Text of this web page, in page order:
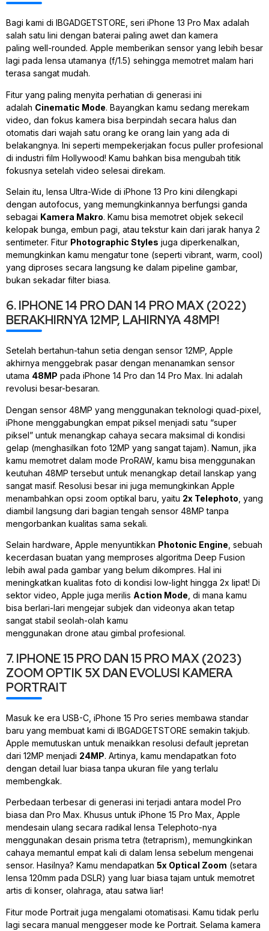
Bagi kami di IBGADGETSTORE, seri iPhone 13 Pro Max adalah
salah satu lini dengan baterai paling awet dan kamera
paling well-rounded. Apple memberikan sensor yang lebih besar
lagi pada lensa utamanya (f/1.5) sehingga memotret malam hari
terasa sangat mudah.
Fitur yang paling menyita perhatian di generasi ini
adalah Cinematic Mode. Bayangkan kamu sedang merekam
video, dan fokus kamera bisa berpindah secara halus dan
otomatis dari wajah satu orang ke orang lain yang ada di
belakangnya. Ini seperti mempekerjakan focus puller profesional
di industri film Hollywood! Kamu bahkan bisa mengubah titik
fokusnya setelah video selesai direkam.
Selain itu, lensa Ultra-Wide di iPhone 13 Pro kini dilengkapi
dengan autofocus , yang memungkinkannya berfungsi ganda
sebagai Kamera Makro. Kamu bisa memotret objek sekecil
kelopak bunga, embun pagi, atau tekstur kain dari jarak hanya 2
sentimeter. Fitur Photographic Styles juga diperkenalkan,
memungkinkan kamu mengaturtone (seperti vibrant, warm, cool)
yang diproses secara langsung ke dalam pipeline gambar,
bukan sekadar filter biasa.
6. IPHONE 14 PRO DAN 14 PRO MAX (2022)
BERAKHIRNYA 12MP, LAHIRNYA 48MP!
Setelah bertahun-tahun setia dengan sensor 12MP, Apple
akhirnya menggebrak pasar dengan menanamkan sensor
utama 48MP pada iPhone 14 Pro dan 14 Pro Max. Ini adalah
revolusi besar-besaran.
Dengan sensor 48MP yang menggunakan teknologi quad-pixel
iPhone menggabungkan empat piksel menjadi satu “super
piksel” untuk menangkap cahaya secara maksimal di kondisi
gelap (menghasilkan foto 12MP yang sangat tajam). Namun, jika
kamu memotret dalam mode ProRAW, kamu bisa menggunakan
keutuhan 48MP tersebut untuk menangkap detail lanskap yang
sangat masif. Resolusi besar ini juga memungkinkan Apple
menambahkan opsi zoom optikal baru, yaitu 2x Telephoto , yang
diambil langsung dari bagian tengah sensor 48MP tanpa
mengorbankan kualitas sama sekali.
Selain hardware , Apple menyuntikkan Photonic Engine , sebuah
kecerdasan buatan yang memproses algoritma Deep Fusion
lebih awal pada gambar yang belum dikompres. Hal ini
meningkatkan kualitas foto di kondisi low-light hingga 2x lipat! Di
sektor video, Apple juga merilis Action Mode , di mana kamu
bisa berlari-lari mengejar subjek dan videonya akan tetap
sangat stabil seolah-olah kamu
menggunakan drone atau gimbal profesional.
7. IPHONE 15 PRO DAN 15 PRO MAX (2023)
ZOOM OPTIK 5X DAN EVOLUSI KAMERA
PORTRAIT
Masuk ke era USB-C, iPhone 15 Pro series membawa standar
baru yang membuat kami di IBGADGETSTORE semakin takjub.
Apple memutuskan untuk menaikkan resolusi default jepretan
dari 12MP menjadi 24MP. Artinya, kamu mendapatkan foto
dengan detail luar biasa tanpa ukuran file yang terlalu
membengkak.
Perbedaan terbesar di generasi ini terjadi antara model Pro
biasa dan Pro Max. Khusus untuk iPhone 15 Pro Max, Apple
mendesain ulang secara radikal lensa Telephoto-nya
menggunakan desain prisma tetra (tetraprism), memungkinkan
cahaya memantul empat kali di dalam lensa sebelum mengenai
sensor. Hasilnya? Kamu mendapatkan 5x Optical Zoom (setara
lensa 120mm pada DSLR) yang luar biasa tajam untuk memotret
artis di konser, olahraga, atau satwa liar!
Fitur mode Portrait juga mengalami otomatisasi. Kamu tidak perlu
lagi secara manual menggeser mode ke Portrait. Selama kamera